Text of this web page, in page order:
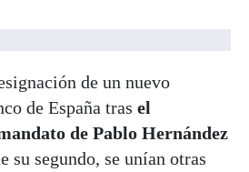
de un nuevo
de España tras el
de Pablo Hernández
su segundo, se unían otras